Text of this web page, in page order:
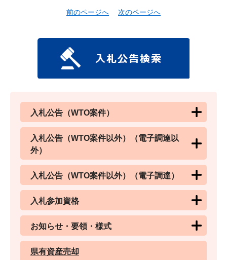
前のページへ 次のページへ
入札公告（WTO案件）
入札公告（WTO案件以外）（電子調達以
外）
入札公告（WTO案件以外）（電子調達）
入札参加資格
お知らせ・要領・様式
県有資産売却